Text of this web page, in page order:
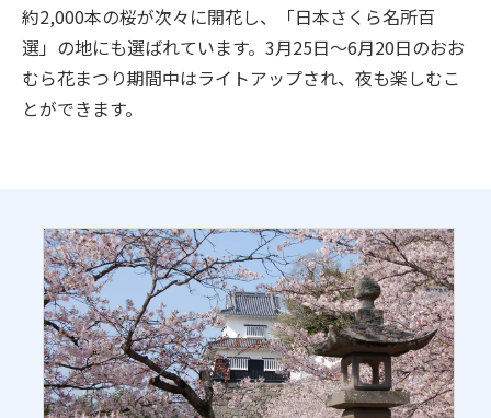
閉じる
約2,000本の桜が次々に開花し、「日本さくら名所百
選」の地にも選ばれています。3月25日～6月20日のおお
むら花まつり期間中はライトアップされ、夜も楽しむこ
とができます。